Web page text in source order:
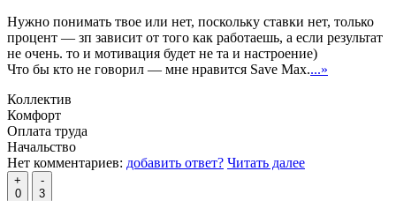
Нужно понимать твое или нет, поскольку ставки нет, только
процент — зп зависит от того как работаешь, а если результат
не очень. то и мотивация будет не та и настроение)
Что бы кто не говорил — мне нравится Save Max....»
Коллектив
Комфорт
Оплата труда
Начальство
Нет комментариев: добавить ответ? Читать далее
+
0
-
3